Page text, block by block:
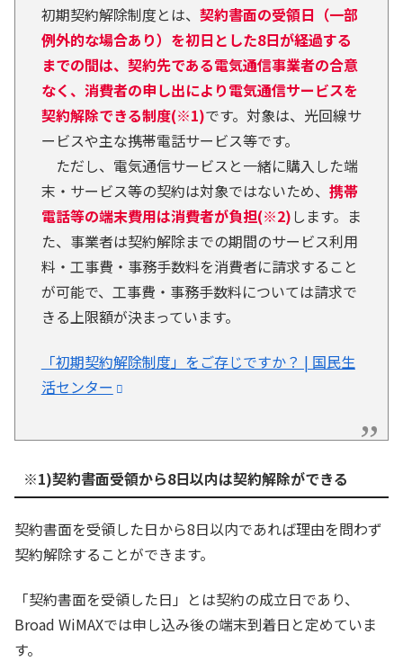
初期契約解除制度とは、 契約書面の受領日（一部
例外的な場合あり）を初日とした8日が経過する
までの間は、契約先である電気通信事業者の合意
なく、消費者の申し出により電気通信サービスを
契約解除できる制度(※1)です。対象は、光回線サ
ービスや主な携帯電話サービス等です。
ただし、電気通信サービスと一緒に購入した端
末・サービス等の契約は対象ではないため、 携帯
電話等の端末費用は消費者が負担(※2) します。ま
た、事業者は契約解除までの期間のサービス利用
料・工事費・事務手数料を消費者に請求すること
が可能で、工事費・事務手数料については請求で
きる上限額が決まっています。
「初期契約解除制度」をご存じですか？ | 国民生
活センター
※1)契約書面受領から8日以内は契約解除ができる
契約書面を受領した日から8日以内であれば理由を問わず
契約解除することができます。
「契約書面を受領した日」とは契約の成立日であり、
Broad WiMAXでは申し込み後の端末到着日と定めていま
す。